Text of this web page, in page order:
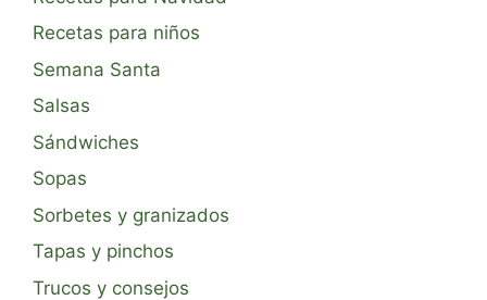
Recetas para niños
Semana Santa
Salsas
Sándwiches
Sopas
Sorbetes y granizados
Tapas y pinchos
Trucos y consejos